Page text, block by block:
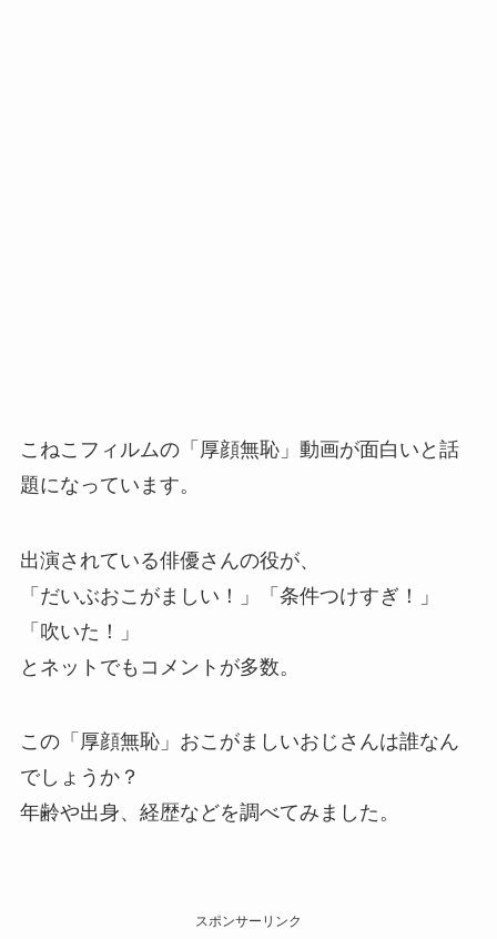
こねこフィルムの「厚顔無恥」動画が面白いと話
題になっています。
出演されている俳優さんの役が、
「だいぶおこがましい！」「条件つけすぎ！」
「吹いた！」
とネットでもコメントが多数。
この「厚顔無恥」おこがましいおじさんは誰なん
でしょうか？
年齢や出身、経歴などを調べてみました。
スポンサーリンク